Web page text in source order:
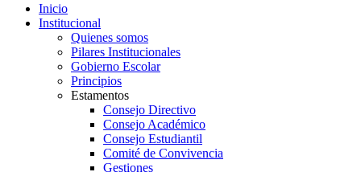
Inicio
Institucional
Quienes somos
Pilares Institucionales
Gobierno Escolar
Principios
Estamentos
Consejo Directivo
Consejo Académico
Consejo Estudiantil
Comité de Convivencia
Gestiones